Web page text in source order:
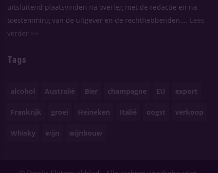
uitsluitend plaatsvinden na overleg met de redactie en na
toestemming van de uitgever en de rechthebbenden....
Lees
verder >>
Tags
alcohol Australië Bier champagne EU export
Frankrijk groei Heineken Italië oogst verkoop
Whisky wijn wijnbouw